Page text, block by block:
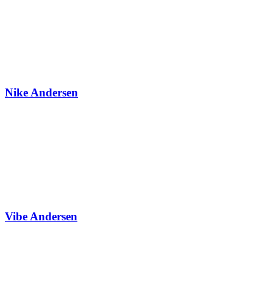
Nike Andersen
Vibe Andersen